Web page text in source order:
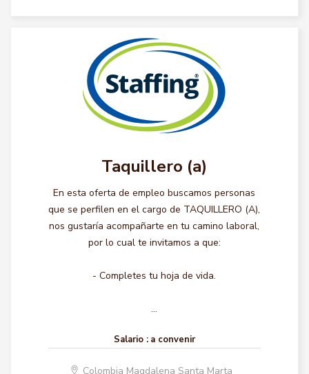
Taquillero (a)
En esta oferta de empleo buscamos personas
que se perfilen en el cargo de TAQUILLERO (A),
nos gustaría acompañarte en tu camino laboral,
por lo cual te invitamos a que:
- Completes tu hoja de vida.
...
Salario : a convenir
Colombia Magdalena Santa Marta